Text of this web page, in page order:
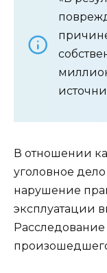
В отношении
уголовное
нарушение
эксплуатации
Расследование